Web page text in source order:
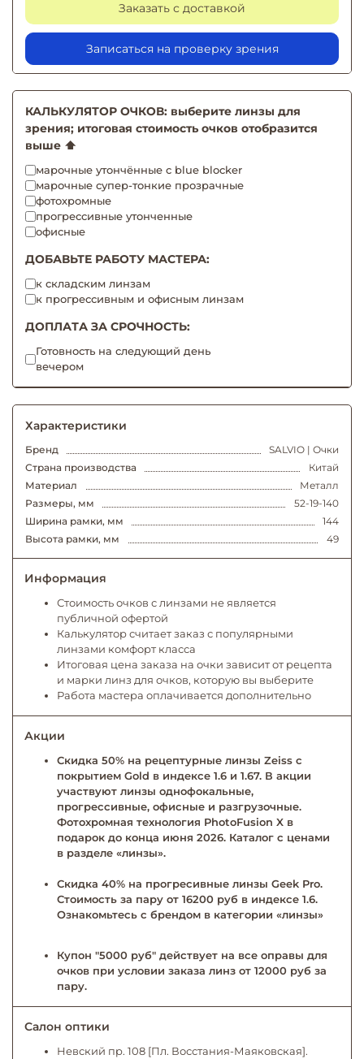
Заказать с доставкой
Записаться на проверку зрения
КАЛЬКУЛЯТОР ОЧКОВ: выберите линзы для
зрения; итоговая стоимость очков отобразится
выше ⬆️
марочные утончённые с blue blocker
марочные супер-тонкие прозрачные
фотохромные
прогрессивные утонченные
офисные
ДОБАВЬТЕ РАБОТУ МАСТЕРА:
к складским линзам
к прогрессивным и офисным линзам
ДОПЛАТА ЗА СРОЧНОСТЬ:
Готовность на следующий день
вечером
Характеристики
Бренд
SALVIO | Очки
Страна производства
Китай
Материал
Металл
Размеры, мм
52-19-140
Ширина рамки, мм
144
Высота рамки, мм
49
Информация
Стоимость очков с линзами не является
публичной офертой
Калькулятор считает заказ с популярными
линзами комфорт класса
Итоговая цена заказа на очки зависит от рецепта
и марки линз для очков, которую вы выберите
Работа мастера оплачивается дополнительно
Акции
Скидка 50% на рецептурные линзы Zeiss с
покрытием Gold в индексе 1.6 и 1.67. В акции
участвуют линзы однофокальные,
прогрессивные, офисные и разгрузочные.
Фотохромная технология PhotoFusion X в
подарок до конца июня 2026. Каталог с ценами
в разделе «линзы».
Скидка 40% на прогресивные линзы Geek Pro.
Стоимость за пару от 16200 руб в индексе 1.6.
Ознакомьтесь с брендом в категории «линзы»
Купон "5000 руб" действует на все оправы для
очков при условии заказа линз от 12000 руб за
пару.
Салон оптики
Невский пр. 108 [Пл. Восстания-Маяковская].